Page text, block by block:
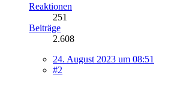
Reaktionen
251
Beiträge
2.608
24. August 2023 um 08:51
#2